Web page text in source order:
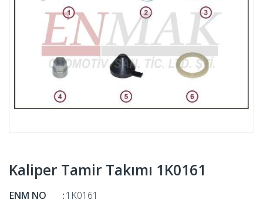
Kaliper Tamir Takımı 1K0161
ENM NO :1K0161